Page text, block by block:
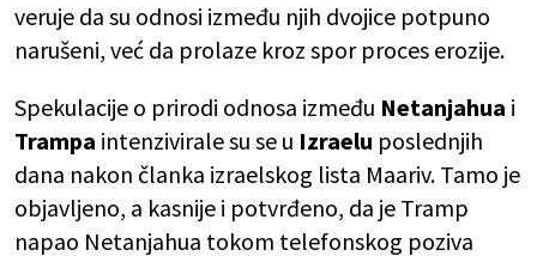
veruje da su odnosi između njih dvojice potpuno
narušeni, već da prolaze kroz spor proces erozije.
Spekulacije o prirodi odnosa između Netanjahua i
Trampa intenzivirale su se u Izraelu poslednjih
dana nakon članka izraelskog lista Maariv. Tamo je
objavljeno, a kasnije i potvrđeno, da je Tramp
napao Netanjahua tokom telefonskog poziva